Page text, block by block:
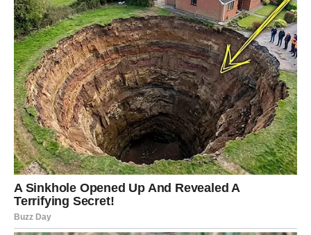
RIBE – NESIGURNOST PRED
VAŽNIM ODLUKAMA
Za razliku od Strijelca i Raka, Ribe ulaze u nešto složeniji
period. To ne znači da ih očekuje nešto loše, već da će se
suočiti s važnim životnim pitanjima koja zahtijevaju
ozbiljno razmišljanje.